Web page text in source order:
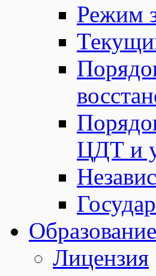
Режим
ЦДТ и
Образование
Лицензия